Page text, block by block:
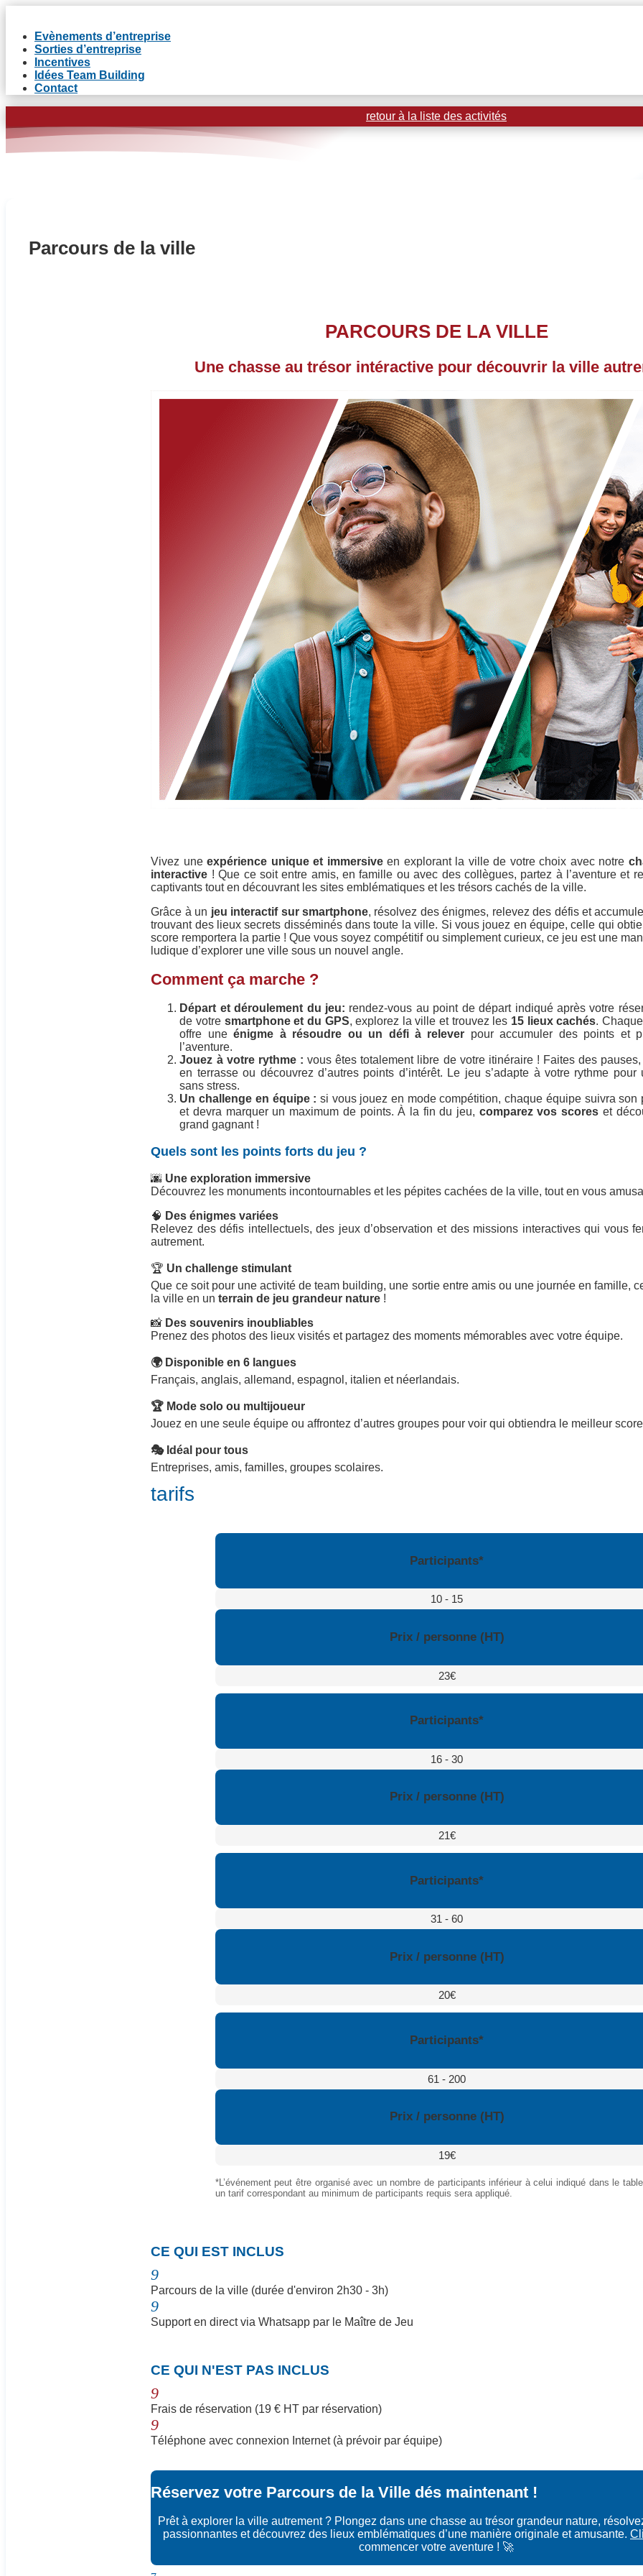
Evènements d’entreprise
Sorties d’entreprise
Incentives
Idées Team Building
Contact
retour à la liste des activités
Parcours de la ville
PARCOURS DE LA VILLE
Une chasse au trésor intéractive pour découvrir la ville
Vivez uneexpérience unique et immersiveen explorant la ville de votre choix avec notre
interactive ! Que ce soit entre amis, en famille ou avec des collègues, partez à l’aventure et
captivants tout en découvrant les sites emblématiques et les trésors cachés de la ville.
Grâce à un jeu interactif sur smartphone, résolvez des énigmes, relevez des défis et
trouvant des lieux secrets disséminés dans toute la ville. Si vous jouez en équipe, celle qui
score remportera la partie ! Que vous soyez compétitif ou simplement curieux, ce jeu est une
ludique d’explorer une ville sous un nouvel angle.
Comment ça marche ?
Départ et déroulement du jeu: rendez-vous au point de départ indiqué après votre
de votre smartphone et du GPS, explorez la ville et trouvez les 15 lieux cachés.
offre uneénigme à résoudre ou un défi à relever pour accumuler des points et
l’aventure.
Jouez à votre rythme :vous êtes totalement libre de votre itinéraire ! Faites des
en terrasse ou découvrez d’autres points d’intérêt. Le jeu s’adapte à votre rythme pour
sans stress.
Un challenge en équipe : si vous jouez en mode compétition, chaque équipe suivra son
et devra marquer un maximum de points. À la fin du jeu, comparez vos scores et
grand gagnant !
Quels sont les points forts du jeu ?
🌆 Une exploration immersive
Découvrez les monuments incontournables et les pépites cachées de la ville, tout en vous
🧠 Des énigmes variées
Relevez des défis intellectuels, des jeux d’observation et des missions interactives qui vous
autrement.
🏆 Un challenge stimulant
Que ce soit pour une activité de team building, une sortie entre amis ou une journée en famille,
la ville en unterrain de jeu grandeur nature !
📸 Des souvenirs inoubliables
Prenez des photos des lieux visités et partagez des moments mémorables avec votre équipe.
🌍 Disponible en 6 langues
Français, anglais, allemand, espagnol, italien et néerlandais.
🏆 Mode solo ou multijoueur
Jouez en une seule équipe ou affrontez d’autres groupes pour voir qui obtiendra le meilleur
🎭 Idéal pour tous
Entreprises, amis, familles, groupes scolaires.
tarifs
Participants*
10 - 15
Prix / personne (HT)
23€
Participants*
16 - 30
Prix / personne (HT)
21€
Participants*
31 - 60
Prix / personne (HT)
20€
Participants*
61 - 200
Prix / personne (HT)
19€
*L’événement peut être organisé avec un nombre de participants inférieur à celui indiqué dans le
un tarif correspondant au minimum de participants requis sera appliqué.
CE QUI EST INCLUS
9
Parcours de la ville (durée d'environ 2h30 - 3h)
9
Support en direct via Whatsapp par le Maître de Jeu
CE QUI N'EST PAS INCLUS
9
Frais de réservation (19 € HT par réservation)
9
Téléphone avec connexion Internet (à prévoir par équipe)
Réservez votre Parcours de la Ville dés maintenant !
Prêt à explorer la ville autrement ? Plongez dans une chasse au trésor grandeur nature,
passionnantes et découvrez des lieux emblématiques d’une manière originale et amusante.
commencer votre aventure ! 🚀